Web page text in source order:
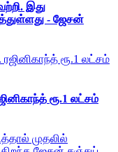
இது
- ஜேசன்
ரூ.1 லட்சம்